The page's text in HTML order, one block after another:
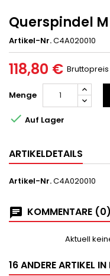
Querspindel M
Artikel-Nr.C4A020010
118,80 € Bruttopreis
Menge
 Auf Lager
ARTIKELDETAILS
Artikel-Nr.C4A020010
KOMMENTARE (0)
Aktuell
16 ANDERE ARTIKEL